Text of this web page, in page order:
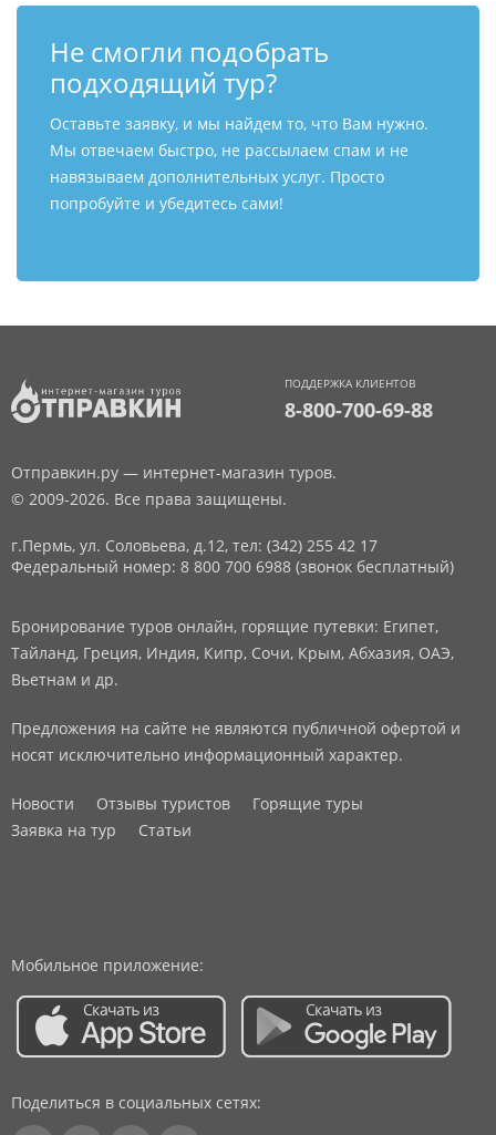
Не смогли подобрать
подходящий тур?
Оставьте заявку, и мы найдем то, что Вам нужно.
Мы отвечаем быстро, не рассылаем спам и не
навязываем дополнительных услуг. Просто
попробуйте и убедитесь сами!
ПОДДЕРЖКА КЛИЕНТОВ
8-800-700-69-88
Отправкин.ру — интернет-магазин туров.
© 2009-2026. Все права защищены.
г.Пермь, ул. Соловьева, д.12, тел: (342) 255 42 17
Федеральный номер: 8 800 700 6988 (звонок бесплатный)
Бронирование туров онлайн, горящие путевки: Египет,
Тайланд, Греция, Индия, Кипр, Сочи, Крым, Абхазия, ОАЭ,
Вьетнам и др.
Предложения на сайте не являются публичной офертой и
носят исключительно информационный характер.
Новости Отзывы туристов
Горящие туры
Заявка на тур
Статьи
Мобильное приложение:
Поделиться в социальных сетях: